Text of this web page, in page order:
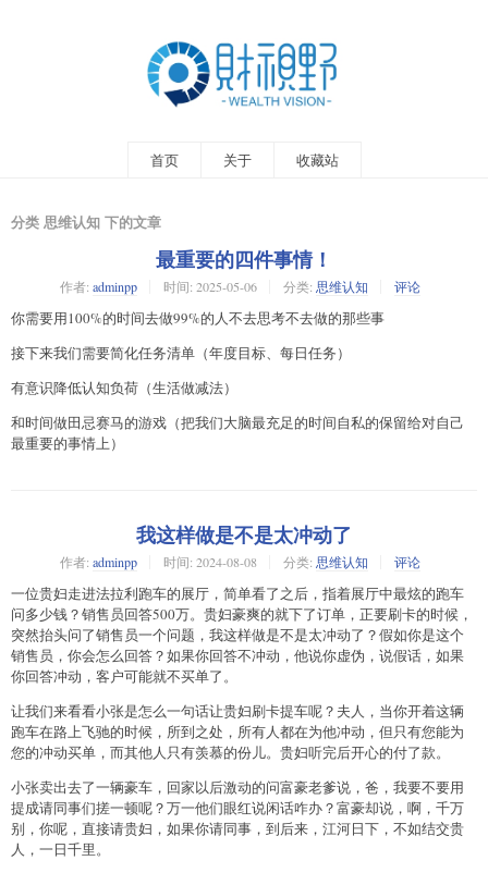
首页 关于 收藏站
分类 思维认知 下的文章
最重要的四件事情！
作者: adminpp 时间: 2025-05-06 分类: 思维认知 评论
你需要用100%的时间去做99%的人不去思考不去做的那些事
接下来我们需要简化任务清单（年度目标、每日任务）
有意识降低认知负荷（生活做减法）
和时间做田忌赛马的游戏（把我们大脑最充足的时间自私的保留给对自己
最重要的事情上）
我这样做是不是太冲动了
作者: adminpp 时间: 2024-08-08 分类: 思维认知 评论
一位贵妇走进法拉利跑车的展厅，简单看了之后，指着展厅中最炫的跑车
问多少钱？销售员回答500万。贵妇豪爽的就下了订单，正要刷卡的时候，
突然抬头问了销售员一个问题，我这样做是不是太冲动了？假如你是这个
销售员，你会怎么回答？如果你回答不冲动，他说你虚伪，说假话，如果
你回答冲动，客户可能就不买单了。
让我们来看看小张是怎么一句话让贵妇刷卡提车呢？夫人，当你开着这辆
跑车在路上飞驰的时候，所到之处，所有人都在为他冲动，但只有您能为
您的冲动买单，而其他人只有羡慕的份儿。贵妇听完后开心的付了款。
小张卖出去了一辆豪车，回家以后激动的问富豪老爹说，爸，我要不要用
提成请同事们搓一顿呢？万一他们眼红说闲话咋办？富豪却说，啊，千万
别，你呢，直接请贵妇，如果你请同事，到后来，江河日下，不如结交贵
人，一日千里。